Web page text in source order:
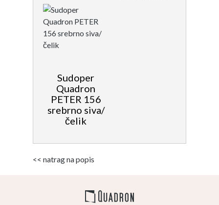
Sudoper
Quadron
PETER 156
srebrno siva/
čelik
<< natrag na popis